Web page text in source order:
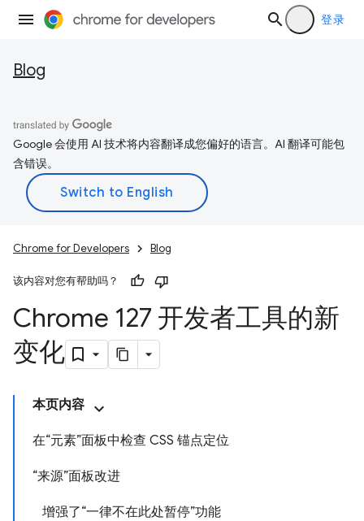
登录
Blog
Google 会使用 AI 技术将内容翻译成您偏好的语言。AI 翻译可能包
含错误。
Chrome for Developers Blog
该内容对您有帮助吗？
Chrome 127 开发者工具的新
变化
本页内容
在“元素”面板中检查 CSS 锚点定位
“来源”面板改进
增强了“一律不在此处暂停”功能